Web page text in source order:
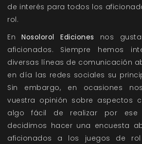
de interés para todos los
rol.
EnNosolorol Ediciones nos
aficionados. Siempre hemos
diversas líneas de comunicación
en día las redes sociales su
Sin embargo, en ocasiones
vuestra opinión sobre aspectos
algo fácil de realizar por ese
decidimos hacer una encuesta
aficionados a los juegos de rol